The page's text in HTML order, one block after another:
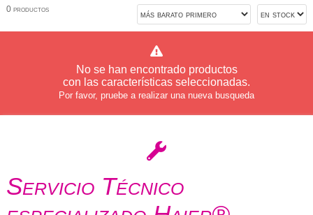
0 productos
No se han encontrado productos
con las características seleccionadas.
Por favor, pruebe a realizar una nueva busqueda
Servicio Técnico